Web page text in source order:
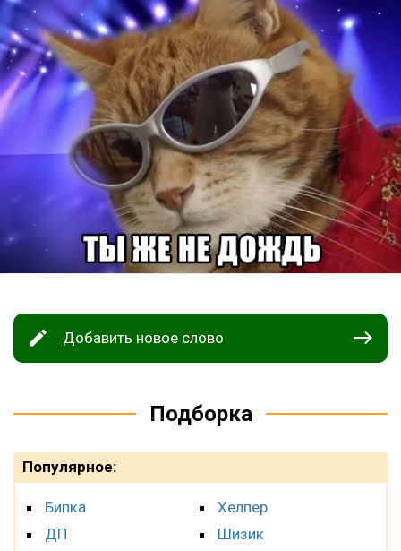
Добавить новое слово
Подборка
Популярное:
Бипка
ДП
Хелпер
Шизик